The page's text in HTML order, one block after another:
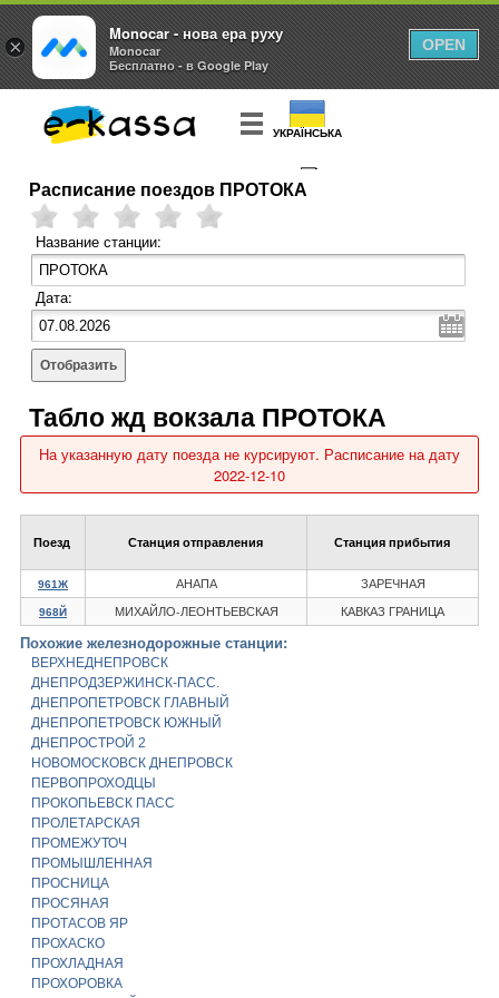
УКРАЇНСЬКА
КУПИТЬ
Расписание поездов ПРОТОКА
Название станции:
Дата:
Отобразить
Табло жд вокзала ПРОТОКА
На указанную дату поезда не курсируют. Расписание на дату
2022-12-10
Поезд Станция отправления Станция прибытия
961Ж АНАПА ЗАРЕЧНАЯ
968Й МИХАЙЛО-ЛЕОНТЬЕВСКАЯ КАВКАЗ ГРАНИЦА
Похожие железнодорожные станции:
ВЕРХНЕДНЕПРОВСК
ДНЕПРОДЗЕРЖИНСК-ПАСС.
ДНЕПРОПЕТРОВСК ГЛАВНЫЙ
ДНЕПРОПЕТРОВСК ЮЖНЫЙ
ДНЕПРОСТРОЙ 2
НОВОМОСКОВСК ДНЕПРОВСК
ПЕРВОПРОХОДЦЫ
ПРОКОПЬЕВСК ПАСС
ПРОЛЕТАРСКАЯ
ПРОМЕЖУТОЧ
ПРОМЫШЛЕННАЯ
ПРОСНИЦА
ПРОСЯНАЯ
ПРОТАСОВ ЯР
ПРОХАСКО
ПРОХЛАДНАЯ
ПРОХОРОВКА
×
Monocar - нова ера руху
Monocar
Бесплатно - в Google Play
OPEN